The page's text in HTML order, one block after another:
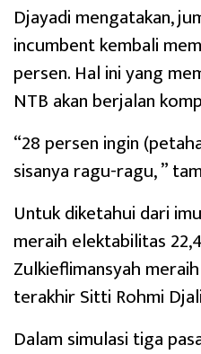
Djayadi mengatakan,
incumbent kembali
persen. Hal ini yang
NTB akan berjalan
“28 persen ingin
sisanya ragu-ragu, ”
Untuk diketahui dari
meraih elektabilitas
Zulkieflimansyah
terakhir Sitti Rohmi
Dalam simulasi tiga